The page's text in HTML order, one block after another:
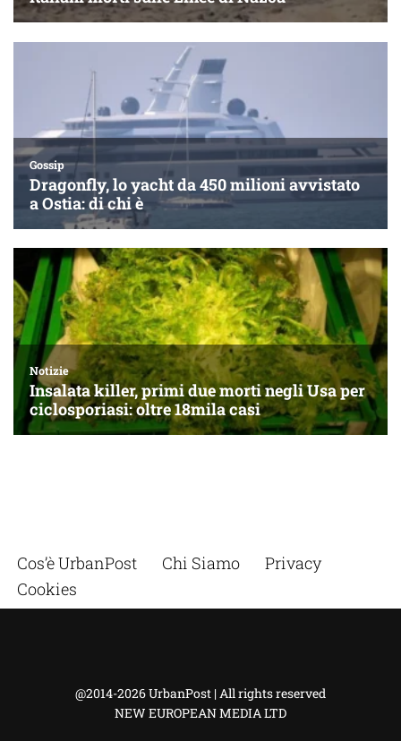
Cos’è UrbanPost Chi Siamo
Privacy
Cookies
@2014-2026 UrbanPost | All rights reserved
NEW EUROPEAN MEDIA LTD